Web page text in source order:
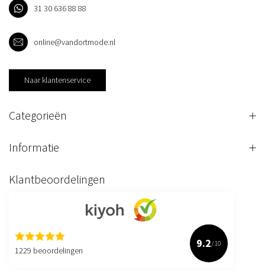
31 30 636 88 88
online@vandortmode.nl
Naar klantenservice
Categorieën
Informatie
Klantbeoordelingen
1229 beoordelingen
9.2/10